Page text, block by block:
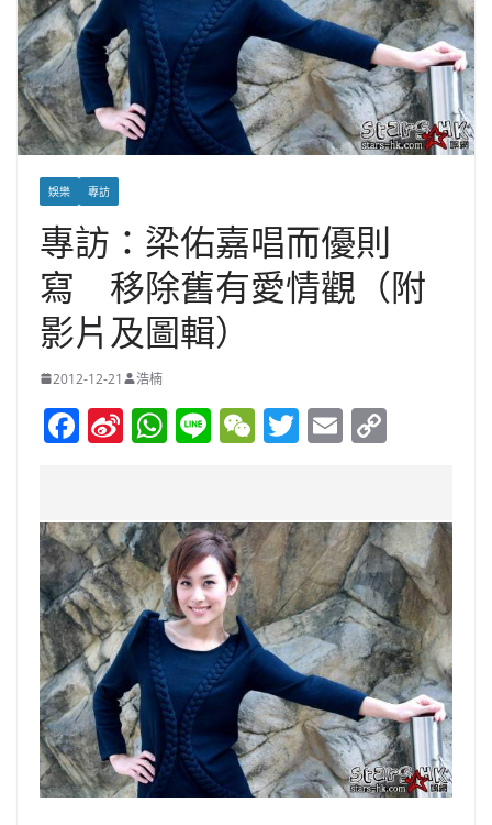
娛樂 專訪
專訪：梁佑嘉唱而優則
寫 移除舊有愛情觀（附
影片及圖輯）
2012-12-21 浩楠
F
e
b
o
o
k
Si
W
ei
b
o
W
s
A
p
p
Li W
h
at
T
er
E
l y
Li
n
k